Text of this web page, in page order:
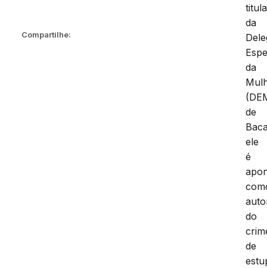
Compartilhe:
da
da
de
ele
é
do
de